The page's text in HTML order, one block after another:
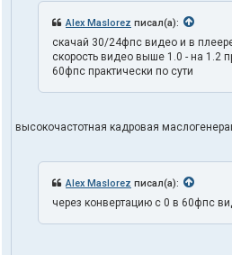
Alex Maslorez писал(а):
скачай 30/24фпс видео и в
скорость видео выше 1.0 - на 1.2
60фпс практически по сути
высокочастотная кадровая
Alex Maslorez писал(а):
через конвертацию с 0 в 60фпс